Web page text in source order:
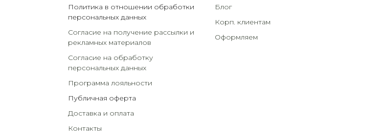
Политика в отношении обработки
персональных данных
Согласие на получение рассылки и
рекламных материалов
Согласие на обработку
персональных данных
Программа лояльности
Публичная оферта
Доставка и оплата
Контакты
Блог
Корп. клиентам
Оформляем